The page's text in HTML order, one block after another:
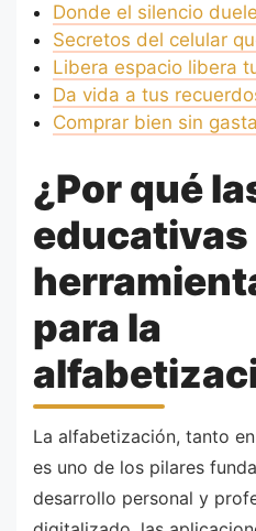
Donde el silencio
Secretos del celular
Libera espacio libera
Da vida a tus
Comprar bien sin
¿Por qué
educativas
para la
La alfabetización, tanto
es uno de los pilares
desarrollo personal y